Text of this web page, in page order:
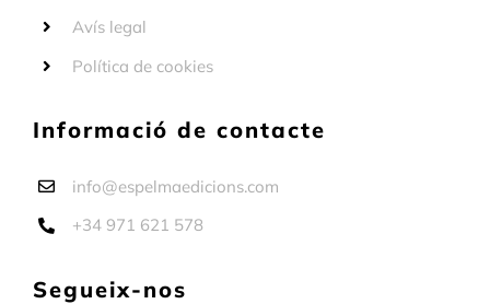
Avís legal
Política de cookies
Informació de contacte
info@espelmaedicions.com
+34 971 621 578
Segueix-nos